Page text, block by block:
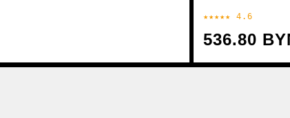
★★★★★ 4.6
536.80